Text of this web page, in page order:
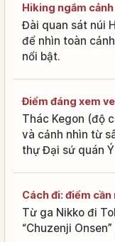
Hiking ngắm cảnh
Đài quan sát núi
để nhìn toàn
nổi bật.
Điểm đáng xem
Thác Kegon (độ
và cảnh nhìn từ
thự Đại sứ quán
Cách đi: điểm cần
Từ ga Nikko đi
“Chuzenji